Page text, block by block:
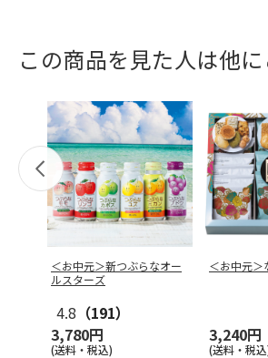
この商品を見た人は他
＜お中元＞新つぶらなオー
ルスターズ
4.8 （191）
3,780円
(送料・税込)
＜お中元
3,240円
(送料・税